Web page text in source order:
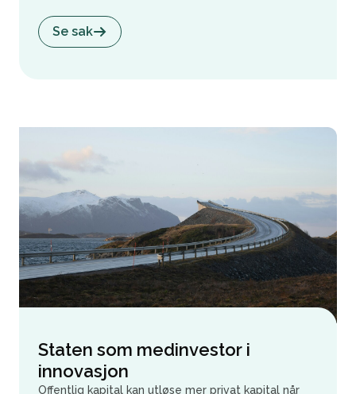
Se sak
Staten som medinvestor i
innovasjon
Offentlig kapital kan utløse mer privat kapital når